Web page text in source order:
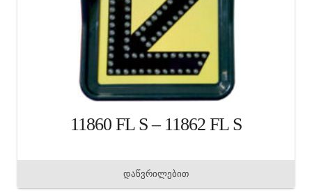
11860 FL S – 11862 FL S
დაწვრილებით